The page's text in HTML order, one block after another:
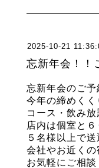
2025-10-21
忘新年会！！
忘新年会のご予
今年の締めくく
コース・飲み放
店内は個室と
５名様以上で
会社やお近く
お気軽にご相談